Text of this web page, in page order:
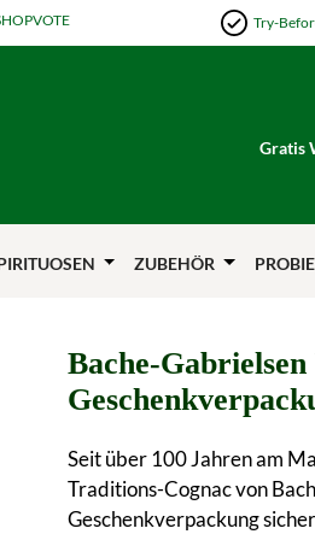
Try-
Gratis
ZUBEHÖR
Bache-
Seit über 100 Jahren am
Traditions-Cognac von
Geschenkverpackung